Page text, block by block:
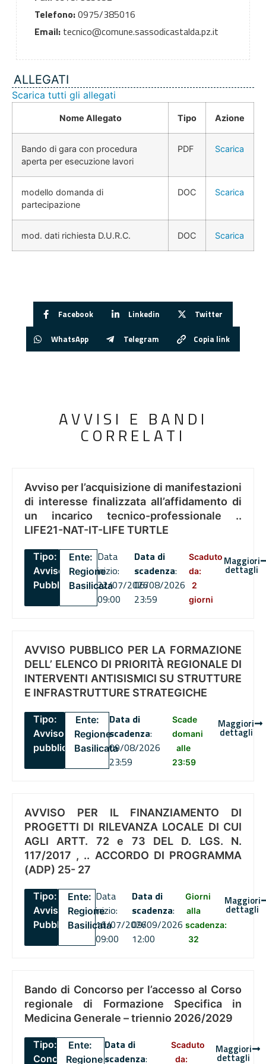
Telefono:0975/385016
Email:tecnico@comune.sassodicastalda.pz.it
ALLEGATI
Scarica tutti gli allegati
Nome Allegato Tipo Azione
Bando di gara con procedura
aperta per esecuzione lavori
PDF Scarica
modello domanda di
partecipazione
DOC Scarica
mod. dati richiesta D.U.R.C. DOC Scarica
Facebook Linkedin Twitter
WhatsApp Telegram Copia link
AVVISI E BANDI
CORRELATI
Avviso per l’acquisizione di manifestazioni
di interesse finalizzata all’affidamento di
un incarico tecnico-professionale ..
LIFE21-NAT-IT-LIFE TURTLE
Tipo:
Avviso
Pubblico
Ente:
Regione
Basilicata
Data
inizio:
22/07/2026
09:00
Data di
scadenza:
06/08/2026
23:59
Scaduto
da:
2
giorni
Maggiori
dettagli
AVVISO PUBBLICO PER LA FORMAZIONE
DELL’ ELENCO DI PRIORITÀ REGIONALE DI
INTERVENTI ANTISISMICI SU STRUTTURE
E INFRASTRUTTURE STRATEGICHE
Tipo:
Avviso
pubblico
Ente:
Regione
Basilicata
Data di
scadenza:
09/08/2026
23:59
Scade
domani
alle
23:59
Maggiori
dettagli
AVVISO PER IL FINANZIAMENTO DI
PROGETTI DI RILEVANZA LOCALE DI CUI
AGLI ARTT. 72 e 73 DEL D. LGS. N.
117/2017 , .. ACCORDO DI PROGRAMMA
(ADP) 25- 27
Tipo:
Avviso
Pubblico
Ente:
Regione
Basilicata
Data
inizio:
16/07/2026
09:00
Data di
scadenza:
09/09/2026
12:00
Giorni
alla
scadenza:
32
Maggiori
dettagli
Bando di Concorso per l’accesso al Corso
regionale di Formazione Specifica in
Medicina Generale – triennio 2026/2029
Tipo:
Concorsi
Ente:
Regione
Data di
scadenza:
Scaduto
da:
Maggiori
dettagli